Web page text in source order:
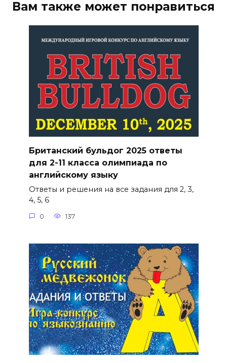
Вам также может понравиться
Британский бульдог 2025 ответы
для 2-11 класса олимпиада по
английскому языку
Ответы и решения на все задания для 2, 3,
4, 5, 6
0 137